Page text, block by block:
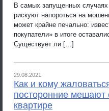
В самых запущенных случаях
рискуют напороться на
может крайне печально:
покупатели» в итоге
Существует ли […]
29.08.2021
Как и кому
посторонние мешают
квартире